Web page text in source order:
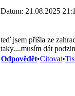
Datum: 21.08.2025
teď jsem přišla ze
taky....musím dát
Odpovědět•Citovat•